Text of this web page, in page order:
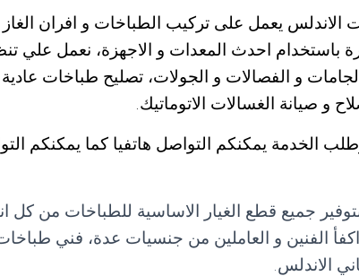
الاندلس يعمل على تركيب الطباخات و افران الغاز
باستخدام احدث المعدات و الاجهزة، نعمل علي
و الفصالات و الجولات، تصليح طباخات
و صيانة الغسالات الاتوماتيك.
الخدمة يمكنكم التواصل هاتفيا كما يمكنكم
جميع قطع الغيار الاساسية للطباخات من كل
الفنين و العاملين من جنسيات عدة، فني
الاندلس.